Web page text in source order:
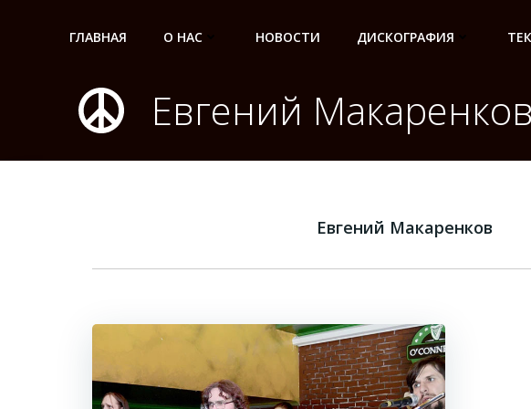
ГЛАВНАЯ О НАС НОВОСТИ ДИСКОГРАФИЯ
Евгений Макаренков
Евгений Макаренков